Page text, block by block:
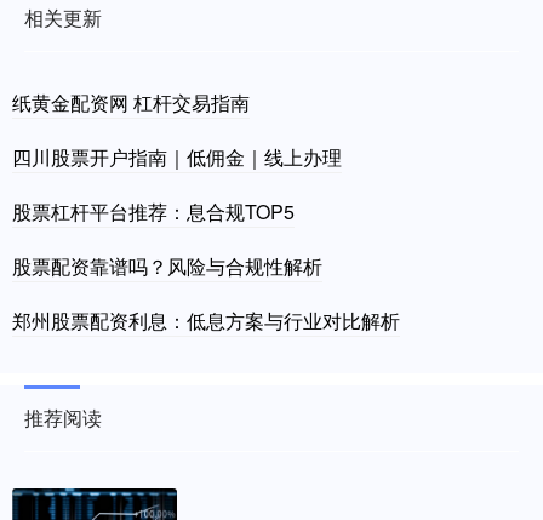
相关更新
纸黄金配资网 杠杆交易指南
四川股票开户指南｜低佣金｜线上办理
股票杠杆平台推荐：息合规TOP5
股票配资靠谱吗？风险与合规性解析
郑州股票配资利息：低息方案与行业对比解析
推荐阅读